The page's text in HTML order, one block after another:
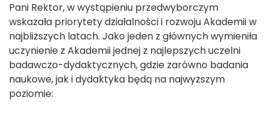
Pani Rektor, w wystąpieniu przedwyborczym
wskazała priorytety działalności i rozwoju Akademii w
najbliższych latach. Jako jeden z głównych wymieniła
uczynienie z Akademii jednej z najlepszych uczelni
badawczo-dydaktycznych, gdzie zarówno badania
naukowe, jak i dydaktyka będą na najwyższym
poziomie: